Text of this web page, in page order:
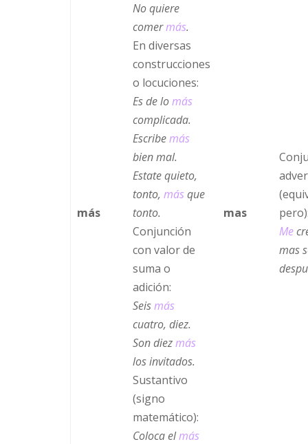
más
No quiere
comermás.
En diversas
construcciones
o locuciones:
Es de lomás
complicada.
Escribemás
bien mal.
Estate quieto,
tonto,másque
tonto.
Conjunción
con valor de
suma o
adición:
Seismás
cuatro, diez.
Son diezmás
los invitados.
Sustantivo
(signo
matemático):
Coloca elmás
mas
Me
mas